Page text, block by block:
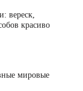
вереск,
красиво
мировые